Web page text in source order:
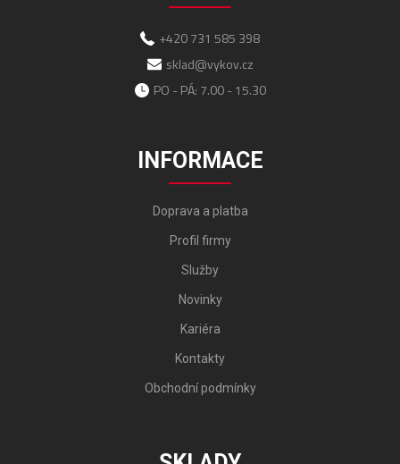
+420 731 585 398
sklad@vykov.cz
PO - PÁ: 7.00 - 15.30
INFORMACE
Doprava a platba
Profil firmy
Služby
Novinky
Kariéra
Kontakty
Obchodní podmínky